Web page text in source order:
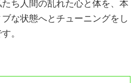
ち人間の乱れた心と体を、本
な状態へとチューニングをし
。